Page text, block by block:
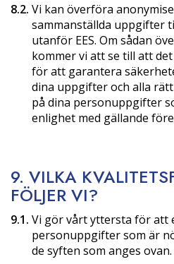
8.2. Vi kan överföra
sammanställda uppgifter
utanför EES. Om sådan
kommer vi att se till att
för att garantera
dina uppgifter och alla
på dina personuppgifter
enlighet med gällande
9. VILKA
FÖLJER VI?
9.1. Vi gör vårt yttersta för att
personuppgifter som är
de syften som anges ovan.